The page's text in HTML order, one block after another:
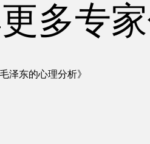
多专
泽东的心理分析》